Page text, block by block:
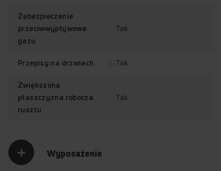
Emalia
łatwoczyszcząca
EasyClean
Zabezpieczenie
przeciwwypływowe
gazu
Tak
Przepisy na drzwiach Tak
Zwiększona
płaszczyzna robocza
rusztu
Tak
Wyposażenie